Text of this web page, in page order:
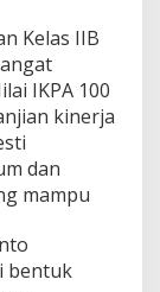
Kelas IIB
IKPA 100
kinerja
dan
mampu
bentuk